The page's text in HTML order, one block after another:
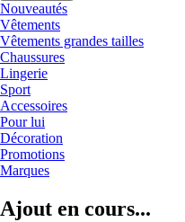
Nouveautés
Vêtements
Vêtements grandes tailles
Chaussures
Lingerie
Sport
Accessoires
Pour lui
Décoration
Promotions
Marques
Ajout en cours...